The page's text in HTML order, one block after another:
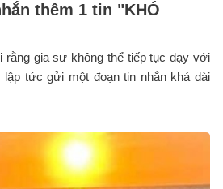
thêm 1 tin "KHÓ
rằng gia sư không thể tiếp tục dạy với
tức gửi một đoạn tin nhắn khá dài